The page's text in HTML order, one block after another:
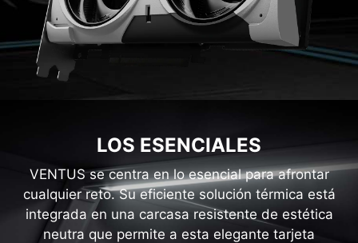
LOS ESENCIALES
VENTUS se centra en lo esencial para afrontar
cualquier reto. Su eficiente solución térmica está
integrada en una carcasa resistente de estética
neutra que permite a esta elegante tarjeta